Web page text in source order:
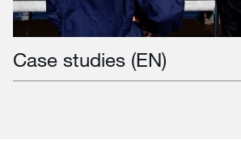
Case studies (EN)